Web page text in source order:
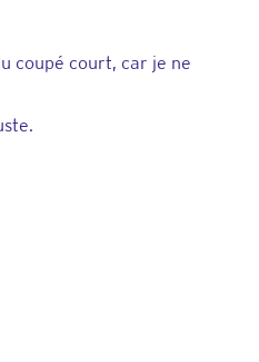
coupé court, car je ne